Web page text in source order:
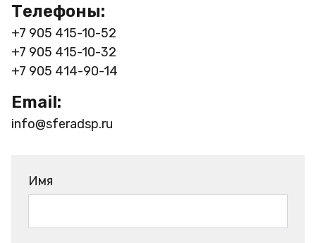
Телефоны:
+7 905 415-10-52
+7 905 415-10-32
+7 905 414-90-14
Email:
info@sferadsp.ru
Имя